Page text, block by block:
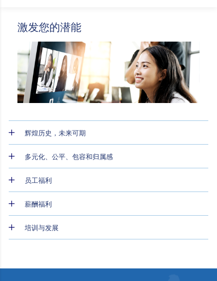
激发您的潜能
辉煌历史，未来可期
多元化、公平、包容和归属感
员工福利
薪酬福利
培训与发展